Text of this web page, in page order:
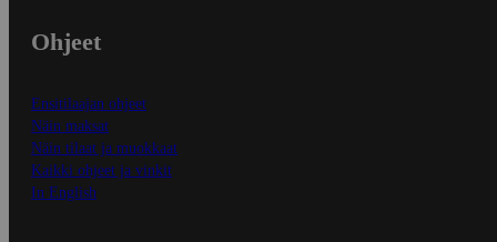
Ohjeet
Ensitilaajan ohjeet
Näin maksat
Näin tilaat ja muokkaat
Kaikki ohjeet ja vinkit
In English